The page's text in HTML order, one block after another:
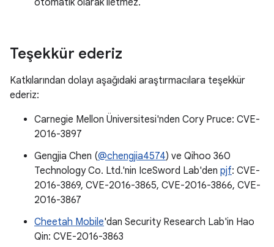
otomatik olarak iletmez.
Teşekkür ederiz
Katkılarından dolayı aşağıdaki araştırmacılara teşekkür
ederiz:
Carnegie Mellon Üniversitesi'nden Cory Pruce: CVE-
2016-3897
Gengjia Chen (@chengjia4574) ve Qihoo 360
Technology Co. Ltd.'nin IceSword Lab'den pjf: CVE-
2016-3869, CVE-2016-3865, CVE-2016-3866, CVE-
2016-3867
Cheetah Mobile'dan Security Research Lab'in Hao
Qin: CVE-2016-3863